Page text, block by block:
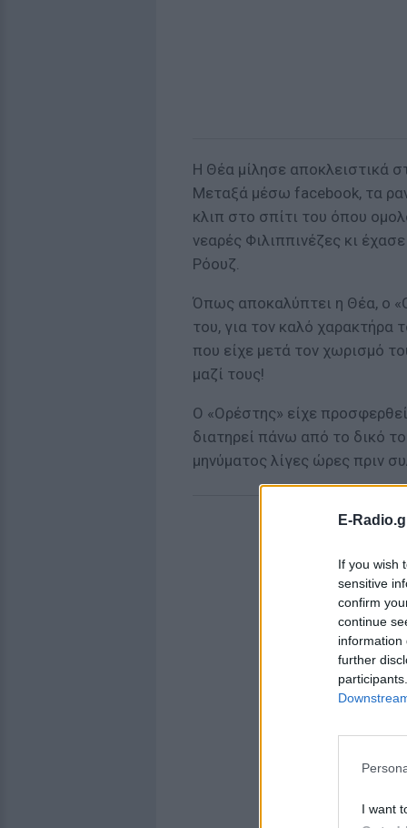
E-
If you wish
sensitive
confirm
continue
information
further
I want
Η Θέα μίλησε αποκλειστικά
Μεταξά μέσω facebook, τα
κλιπ στο σπίτι του όπου
νεαρές Φιλιππινέζες κι
Ρόουζ.
Όπως αποκαλύπτει η Θέα, ο
του, για τον καλό χαρακτήρα
που είχε μετά τον χωρισμό
μαζί τους!
Ο «Ορέστης» είχε
διατηρεί πάνω από το δικό
μηνύματος λίγες ώρες πριν